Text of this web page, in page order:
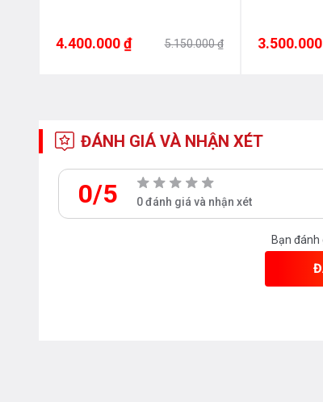
4.400.000 ₫ 5.150.000 ₫
ĐÁNH GIÁ VÀ NHẬN XÉT
0/5 0 đánh giá và nhận xét
Bạn đánh